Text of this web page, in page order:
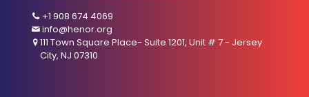
+1 908 674 4069
info@henor.org
111 Town Square Place- Suite 1201, Unit # 7 - Jersey
City, NJ 07310